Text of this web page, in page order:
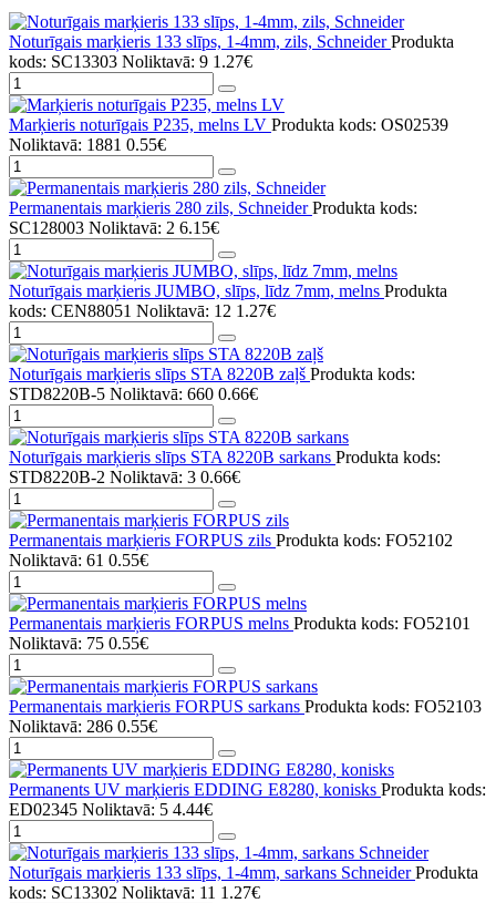
Noturīgais marķieris 133 slīps, 1-4mm, zils, Schneider Produkta
kods: SC13303 Noliktavā: 9 1.27€
Marķieris noturīgais P235, melns LV Produkta kods: OS02539
Noliktavā: 1881 0.55€
Permanentais marķieris 280 zils, Schneider Produkta kods:
SC128003 Noliktavā: 2 6.15€
Noturīgais marķieris JUMBO, slīps, līdz 7mm, melns Produkta
kods: CEN88051 Noliktavā: 12 1.27€
Noturīgais marķieris slīps STA 8220B zaļš Produkta kods:
STD8220B-5 Noliktavā: 660 0.66€
Noturīgais marķieris slīps STA 8220B sarkans Produkta kods:
STD8220B-2 Noliktavā: 3 0.66€
Permanentais marķieris FORPUS zils Produkta kods: FO52102
Noliktavā: 61 0.55€
Permanentais marķieris FORPUS melns Produkta kods: FO52101
Noliktavā: 75 0.55€
Permanentais marķieris FORPUS sarkans Produkta kods: FO52103
Noliktavā: 286 0.55€
Permanents UV marķieris EDDING E8280, konisks Produkta kods:
ED02345 Noliktavā: 5 4.44€
Noturīgais marķieris 133 slīps, 1-4mm, sarkans Schneider Produkta
kods: SC13302 Noliktavā: 11 1.27€